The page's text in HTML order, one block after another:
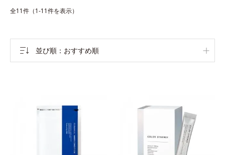
全11件（1-11件を表示）
並び順 おすすめ順